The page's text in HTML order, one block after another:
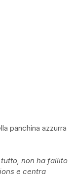
panchina azzurra
non ha fallito
e centra